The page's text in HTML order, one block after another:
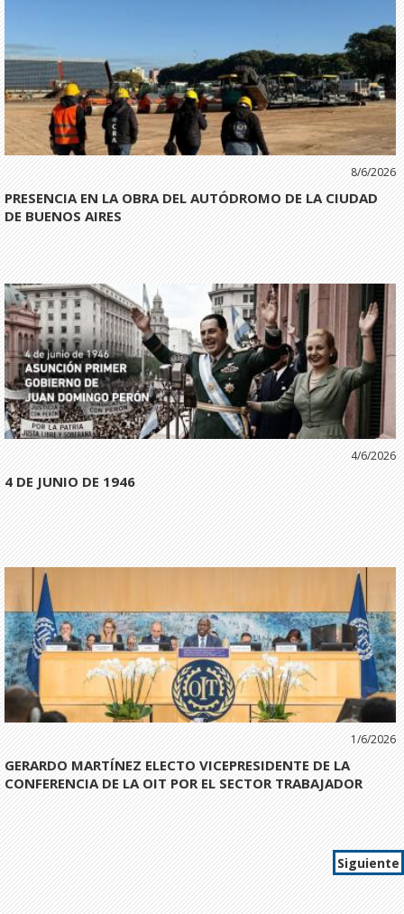
8/6/2026
PRESENCIA EN LA OBRA DEL AUTÓDROMO DE LA CIUDAD
DE BUENOS AIRES
4/6/2026
4 DE JUNIO DE 1946
1/6/2026
GERARDO MARTÍNEZ ELECTO VICEPRESIDENTE DE LA
CONFERENCIA DE LA OIT POR EL SECTOR TRABAJADOR
Siguiente